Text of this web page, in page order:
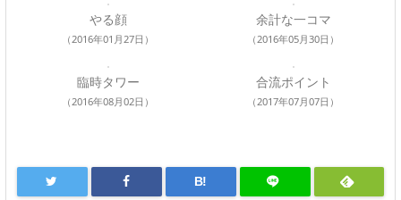
やる顔
（2016年01月27日）
余計な一コマ
（2016年05月30日）
臨時タワー
（2016年08月02日）
合流ポイント
（2017年07月07日）
B!